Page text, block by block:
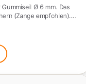
Ø 6 mm. Das
(Zange empfohlen).…